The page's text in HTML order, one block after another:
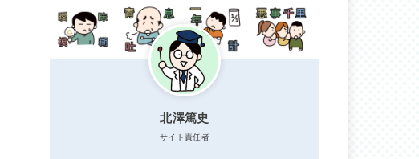
北澤篤史
サイト責任者